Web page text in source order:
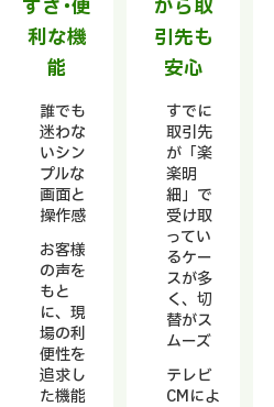
すさ・便
利な機
能
誰でも
迷わな
いシン
プルな
画面と
操作感
お客様
の声を
もと
に、現
場の利
便性を
追求し
た機能
から取
引先も
安心
すでに
取引先
が「楽
楽明
細」で
受け取
ってい
るケー
スが多
く、切
替がス
ムーズ
テレビ
CMによ